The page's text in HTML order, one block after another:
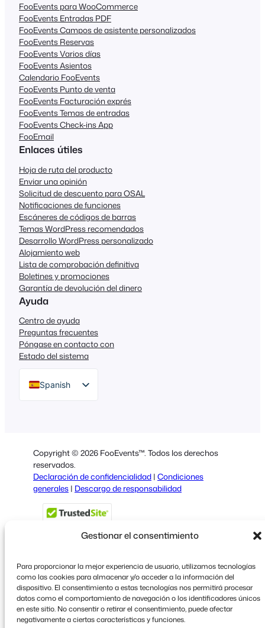
Gestionar el consentimiento
Para proporcionar la mejor experiencia de usuario, utilizamos tecnologías
como las cookies para almacenar y/o acceder a la información del
dispositivo. El consentimiento a estas tecnologías nos permitirá procesar
datos como el comportamiento de navegación o los identificadores únicos
en este sitio. No consentir o retirar el consentimiento, puede afectar
negativamente a ciertas características y funciones.
FooEvents para WooCommerce
FooEvents Entradas PDF
FooEvents Campos de asistente personalizados
FooEvents Reservas
FooEvents Varios días
FooEvents Asientos
Calendario FooEvents
FooEvents Punto de venta
FooEvents Facturación exprés
FooEvents Temas de entradas
FooEvents Check-ins App
FooEmail
Enlaces útiles
Hoja de ruta del producto
Enviar una opinión
Solicitud de descuento para OSAL
Notificaciones de funciones
Escáneres de códigos de barras
Temas WordPress recomendados
Desarrollo WordPress personalizado
Alojamiento web
Lista de comprobación definitiva
Boletines y promociones
Garantía de devolución del dinero
Ayuda
Centro de ayuda
Preguntas frecuentes
Póngase en contacto con
Estado del sistema
Spanish
Italian
Portuguese
French
Polish
Copyright © 2026 FooEvents™. Todos los derechos
reservados.
Declaración de confidencialidad | Condiciones
generales | Descargo de responsabilidad
X